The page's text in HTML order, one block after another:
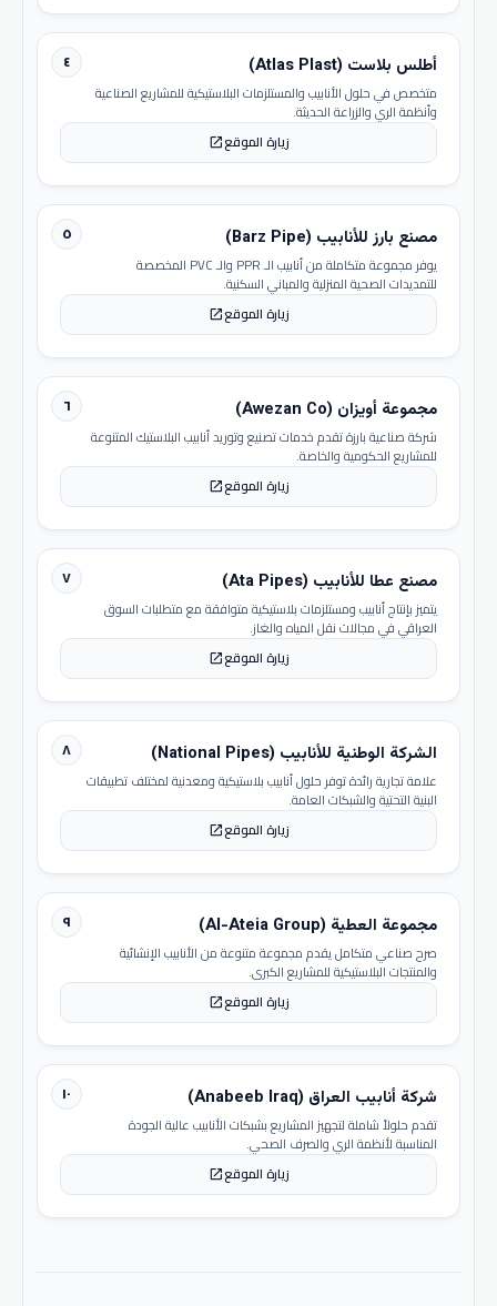
٤ أطلس بلاست (Atlas Plast)
متخصص في حلول الأنابيب والمستلزمات البلاستيكية للمشاريع الصناعية
وأنظمة الري والزراعة الحديثة.
زيارة الموقعopen_in_new
٥ مصنع بارز للأنابيب (Barz Pipe)
يوفر مجموعة متكاملة من أنابيب الـ PPR والـ PVC المخصصة
للتمديدات الصحية المنزلية والمباني السكنية.
زيارة الموقعopen_in_new
٦ مجموعة أويزان (Awezan Co)
شركة صناعية بارزة تقدم خدمات تصنيع وتوريد أنابيب البلاستيك المتنوعة
للمشاريع الحكومية والخاصة.
زيارة الموقعopen_in_new
٧ مصنع عطا للأنابيب (Ata Pipes)
يتميز بإنتاج أنابيب ومستلزمات بلاستيكية متوافقة مع متطلبات السوق
العراقي في مجالات نقل المياه والغاز.
زيارة الموقعopen_in_new
٨ الشركة الوطنية للأنابيب (National Pipes)
علامة تجارية رائدة توفر حلول أنابيب بلاستيكية ومعدنية لمختلف تطبيقات
البنية التحتية والشبكات العامة.
زيارة الموقعopen_in_new
٩ مجموعة العطية (Al-Ateia Group)
صرح صناعي متكامل يقدم مجموعة متنوعة من الأنابيب الإنشائية
والمنتجات البلاستيكية للمشاريع الكبرى.
زيارة الموقعopen_in_new
١٠ شركة أنابيب العراق (Anabeeb Iraq)
تقدم حلولاً شاملة لتجهيز المشاريع بشبكات الأنابيب عالية الجودة
المناسبة لأنظمة الري والصرف الصحي.
زيارة الموقعopen_in_new